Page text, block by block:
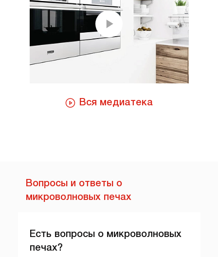
Вся медиатека
Вопросы и ответы о
микроволновых печах
Есть вопросы о микроволновых
печах?